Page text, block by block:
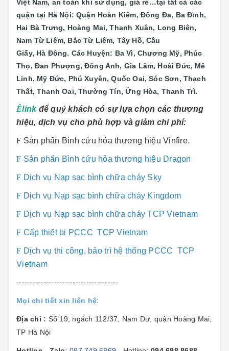
Việt Nam, an toàn khi sử dụng, giá rẻ…tại tất cả các
quận tại Hà Nội: Quận Hoàn Kiếm, Đống Đa, Ba Đình,
Hai Bà Trưng, Hoàng Mai, Thanh Xuân, Long Biên,
Nam Từ Liêm, Bắc Từ Liêm, Tây Hồ, Cầu
Giấy, Hà Đông. Các Huyện: Ba Vì, Chương Mỹ, Phúc
Thọ, Đan Phượng, Đông Anh, Gia Lâm, Hoài Đức, Mê
Linh, Mỹ Đức, Phú Xuyên, Quốc Oai, Sóc Sơn, Thạch
Thất, Thanh Oai, Thường Tín, Ứng Hòa, Thanh Trì.
Êlink để quý khách có sự lựa chọn các thương
hiệu, dịch vụ cho phù hợp và giảm chi phí:
F Sản phẩn Bình cứu hỏa thương hiệu Vinfire.
F Sản phẩn Bình cứu hỏa thương hiệu Dragon
F Dịch vụ Nạp sạc bình chữa cháy Sky
F Dịch vụ Nạp sạc bình chữa cháy Kingdom
F Dịch vụ Nạp sạc bình chữa cháy TCP Vietnam
F Cấp thiết bị PCCC TCP Vietnam
F Dịch vụ thi công, bảo trì hệ thống PCCC TCP
Vietnam
--------------------------------------
Mọi chi tiết xin liên hệ:
Địa chỉ : Số 19, ngách 112/37, Nam Dư, quận Hoàng Mai,
TP Hà Nội